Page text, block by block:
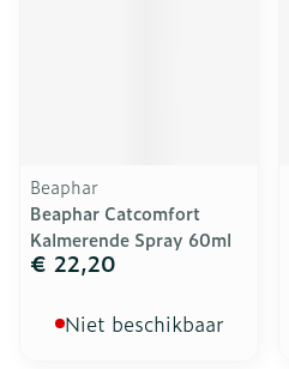
Beaphar
Beaphar Catcomfort
Kalmerende Spray 60ml
€ 22,20
Niet beschikbaar